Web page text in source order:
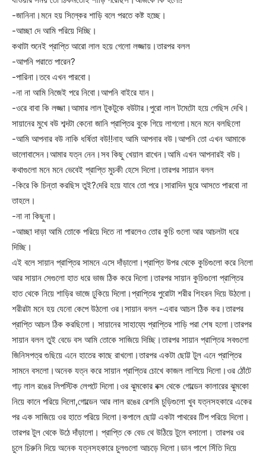
-জানিনা।মনে হয় সিল্কের শাড়ি বলে পরতে কষ্ট হচ্ছে।
-আচ্ছা দে আমি পরিয়ে দিচ্ছি।
কথাটা শুনেই প্রাপ্তি আরো লাল হয়ে গেলো লজ্জায়।তারপর বলল
-আপনি পরাতে পারেন?
-পারিনা।তবে এখন পারবো।
-না না আমি নিজেই পরে নিবো।আপনি বাইরে যান।
-ওরে বাবা কি লজ্জা।আমার লাল টুকটুকে বউটার।পুরো লাল টমেটো হয়ে গেছিস দেখি।
সায়ানের মুখে বউ শব্দটা কেনো জানি প্রাপ্তির বুকে গিয়ে লাগলো।মনে মনে বলছিলো
-আমি আপনার বউ নাকি ধর্ষিতা বউ!!নাহ আমি আপনার বউ।আপনি তো এখন আমাকে
ভালোবাসেন।আমার যত্ন নেন।সব কিছু খেয়াল রাখেন।আমি এখন আপনারই বউ।
কথাগুলো মনে মনে ভেবেই প্রাপ্তি মুচকী হেসে দিলো।তারপর সায়ান বলল
-কিরে কি চিন্তা করছিস তুই?দেরি হয়ে যাবে তো পরে।সারাদিন ঘুরে আসতে পারবো না
তাহলে।
-না না কিছুনা।
-আচ্ছা দাড়া আমি তোকে পরিয়ে দিতে না পারলেও তোর কুচি গুলো আর আচলটা ধরে
দিচ্ছি।
এই বলে সায়ান প্রাপ্তির সামনে এসে দাঁড়ালো।প্রাপ্তি উপর থেকে কুচিগুলো করে নিলো
আর সায়ান সেগুলো হাত ধরে ভাজ ঠিক করে দিলো।তারপর সায়ান কুচিগুলো প্রাপ্তির
হাত থেকে নিয়ে শাড়ির ভাজে ঢুকিয়ে দিলো।প্রাপ্তির পুরোটা শরীর শিহরন দিয়ে উঠলো।
শরীরটা মনে হয় যেনো কেপে উঠলো ওর।সায়ান বলল -এবার আচল ঠিক কর।তারপর
প্রাপ্তি আচল ঠিক করছিলো। সায়ানের সাহায্যে প্রাপ্তির শাড়ি পরা শেষ হলো।তারপর
সায়ান বলল তুই বেডে বস আমি তোকে সাজিয়ে দিচ্ছি।তারপর সায়ান প্রাপ্তির সবগুলো
জিনিসপত্র গুছিয়ে এনে হাতের কাছে রাখলো।তারপর একটা ছোট্ট টুল এনে প্রাপ্তির
সামনে বসলো।অনেক যত্ন করে সায়ান প্রাপ্তির চোখে কাজল লাগিয়ে দিলো।ওর ঠোঁটে
গাঢ় লাল রঙের লিপস্টিক লেপটে দিলো।ওর ঝুমকোর বক্স থেকে গোল্ডেন কালারের ঝুমকো
নিয়ে কানে পরিয়ে দিলো,গোল্ডেন আর লাল রঙের রেশমি চুড়িগুলো খুব যত্নসহকারে একের
পর এক সাজিয়ে ওর হাতে পরিয়ে দিলো।কপালে ছোট্ট একটা পাথরের টিপ পরিয়ে দিলো।
তারপর টুল থেকে উঠে দাঁড়ালো। প্রাপ্তি কে বেড থে উঠিয়ে টুলে বসালো। তারপর ওর
চুলে চিরুনি দিয়ে অনেক যত্নসহকারে চুলগুলো আচড়ে দিলো।ডান পাশে সিঁতি দিয়ে